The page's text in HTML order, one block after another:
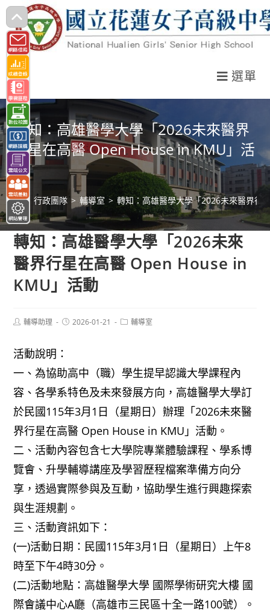
跳
轉
至
主
要
內
容
選單
轉知：高雄醫學大學「2026未來醫界
行星在高醫 Open House in KMU」活
動
> 行政團隊 > 輔導室 > 轉知：高雄醫學大學「2026未來醫界
轉知：高雄醫學大學「2026未來
醫界行星在高醫 Open House in
KMU」活動
Post輔導助理
Post2026-01-21
Post輔導室
活動說明：
一、為協助高中（職）學生提早認識大學課程內
容、各學系特色及未來發展方向，高雄醫學大學訂
於民國115年3月1日（星期日）辦理「2026未來醫
界行星在高醫 Open House in KMU」活動。
二、活動內容包含七大學院專業體驗課程、學系博
覽會、升學輔導講座及學習歷程檔案準備方向分
享，透過實際參與及互動，協助學生進行興趣探索
與生涯規劃。
三、活動資訊如下：
(一)活動日期：民國115年3月1日（星期日）上午8
時至下午4時30分。
(二)活動地點：高雄醫學大學 國際學術研究大樓 國
際會議中心A廳（高雄市三民區十全一路100號）。